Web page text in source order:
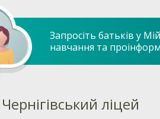
Запросіть батьків у
навчання та
Чернігівський ліцей